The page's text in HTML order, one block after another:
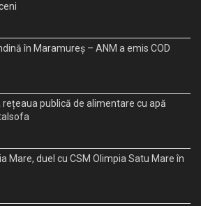
în Maramureș – ANM a emis COD
rețeaua publică de alimentare cu apă
Mare, duel cu CSM Olimpia Satu Mare în